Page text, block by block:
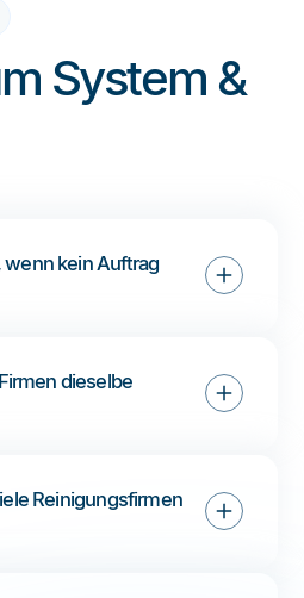
System &
kein Auftrag
dieselbe
Reinigungsfirmen